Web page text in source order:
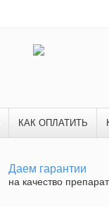
КАК ОПЛАТИТЬ
Даем гарантии
на качество